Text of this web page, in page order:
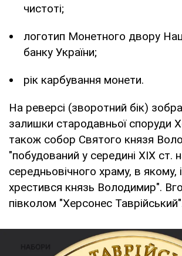
чистоті;
логотип Монетного двору
банку України;
рік карбування монети.
На реверсі (зворотний бік)
залишки стародавньої споруди
також собор Святого князя
"побудований у середині XIX ст.
середньовічного храму, в якому,
хрестився князь Володимир".
півколом "Херсонес